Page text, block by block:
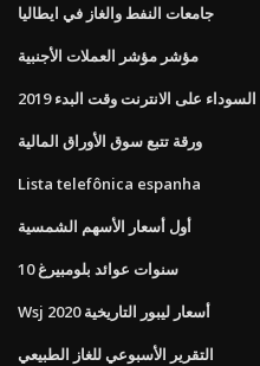
جامعات النفط والغاز في ايطاليا
مؤشر مؤشر العملات الأجنبية
على الانترنت وقت البدء 2019
ورقة تتبع سوق الأوراق المالية
Lista telefônica espanha
أول أسعار الأسهم الشمسية
10 سنوات عوائد بلومبيرغ
Wsj أسعار ليبور التاريخية 2020
التقرير الأسبوعي للغاز الطبيعي